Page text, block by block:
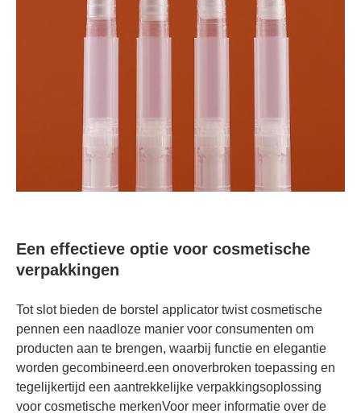
Een effectieve optie voor cosmetische
verpakkingen
Tot slot bieden de borstel applicator twist cosmetische
pennen een naadloze manier voor consumenten om
producten aan te brengen, waarbij functie en elegantie
worden gecombineerd.een onoverbroken toepassing en
tegelijkertijd een aantrekkelijke verpakkingsoplossing
voor cosmetische merkenVoor meer informatie over de